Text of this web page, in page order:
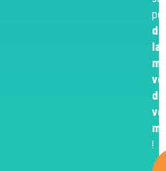
la
de
!